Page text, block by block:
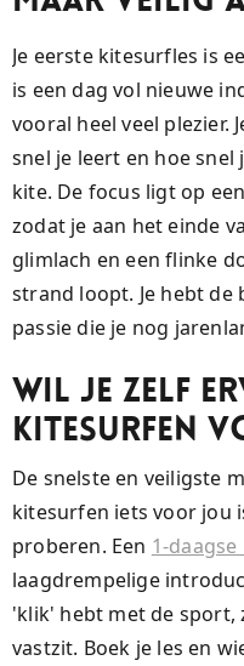
Je eerste kitesurfles is
is een dag vol nieuwe
vooral heel veel plezier.
snel je leert en hoe
kite. De focus ligt op
zodat je aan het einde
glimlach en een flinke
strand loopt. Je hebt de
passie die je nog
Wil je zelf
kitesurfen
De snelste en veiligste
kitesurfen iets voor jou
proberen. Een 1-
laagdrempelige
'klik' hebt met de sport,
vastzit. Boek je les en